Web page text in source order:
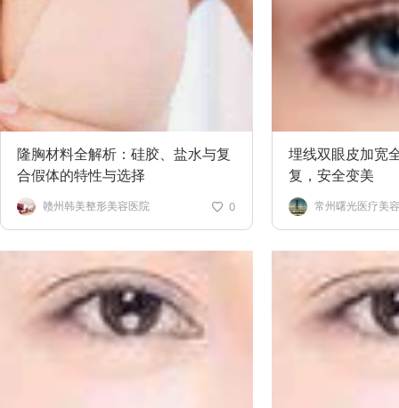
隆胸材料全解析：硅胶、盐水与复
合假体的特性与选择
赣州韩美整形美容医院 0
埋线双眼皮加宽
复，安全变美
常州曙光医疗美